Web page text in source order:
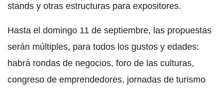
stands y otras estructuras para expositores.
Hasta el domingo 11 de septiembre, las propuestas
serán múltiples, para todos los gustos y edades:
habrá rondas de negocios, foro de las culturas,
congreso de emprendedores, jornadas de turismo